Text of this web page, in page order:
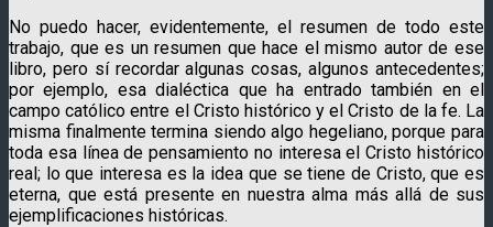
No puedo hacer, evidentemente, el resumen de todo este
trabajo, que es un resumen que hace el mismo autor de ese
libro, pero sí recordar algunas cosas, algunos antecedentes;
por ejemplo, esa dialéctica que ha entrado también en el
campo católico entre el Cristo histórico y el Cristo de la fe. La
misma finalmente termina siendo algo hegeliano, porque para
toda esa línea de pensamiento no interesa el Cristo histórico
real; lo que interesa es la idea que se tiene de Cristo, que es
eterna, que está presente en nuestra alma más allá de sus
ejemplificaciones históricas.